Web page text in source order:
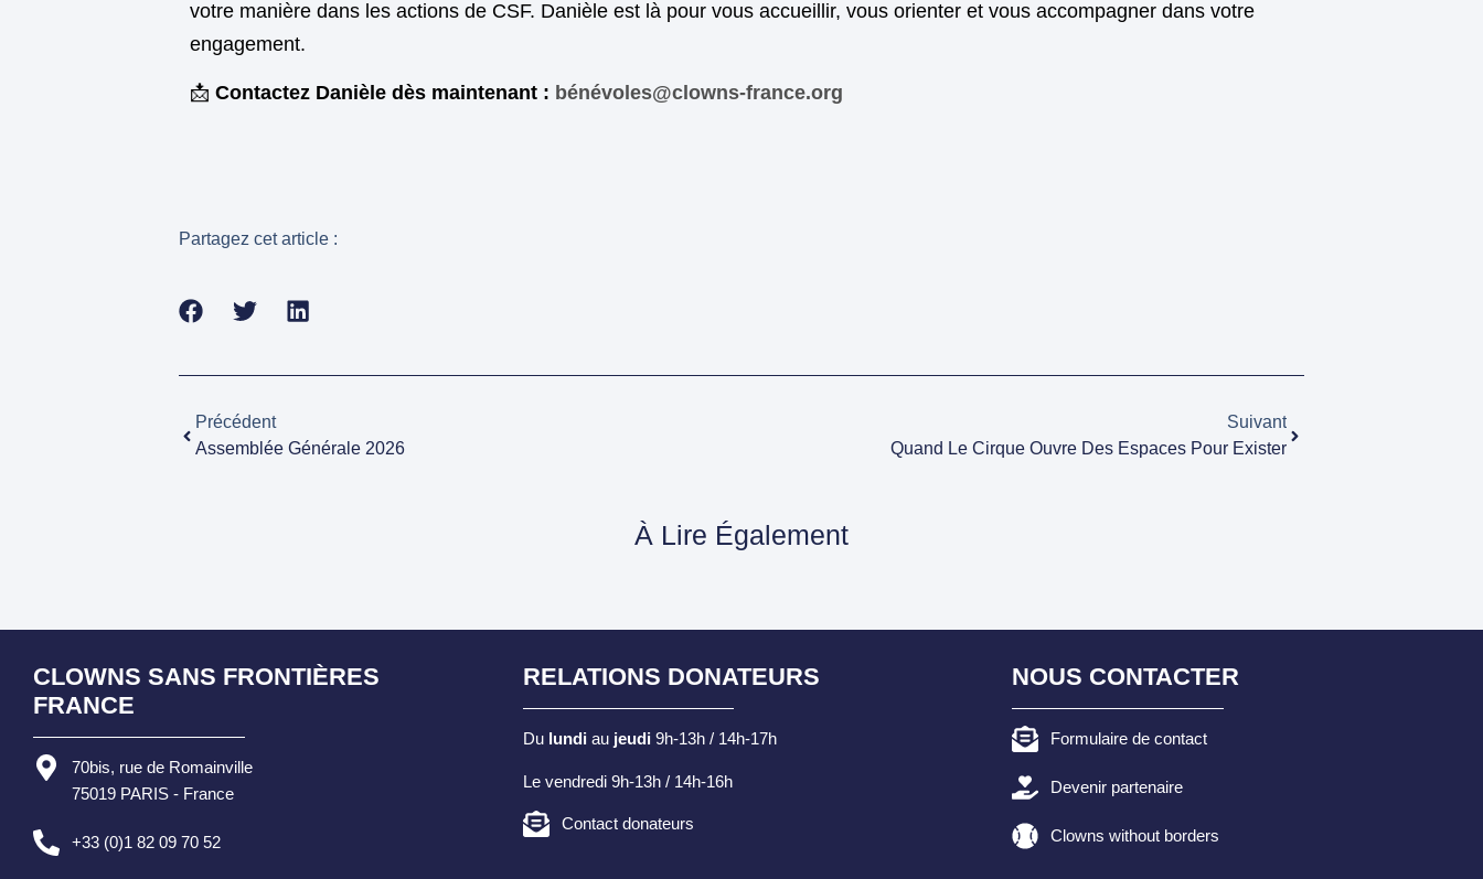
votre manière dans les actions de CSF. Danièle est là pour vous accueillir, vous orienter et vous accompagner dans votre
engagement.
📩 Contactez Danièle dès maintenant : bénévoles@clowns-france.org
Partagez cet article :
Précédent
Assemblée Générale 2026
Suivant
Quand Le Cirque Ouvre Des Espaces Pour Exister
À Lire Également
CLOWNS SANS FRONTIÈRES
FRANCE
70bis, rue de Romainville
75019 PARIS - France
+33 (0)1 82 09 70 52
RELATIONS DONATEURS
Du lundiau jeudi9h-13h / 14h-17h
Le vendredi 9h-13h / 14h-16h
Contact donateurs
NOUS CONTACTER
Formulaire de contact
Devenir partenaire
Clowns without borders